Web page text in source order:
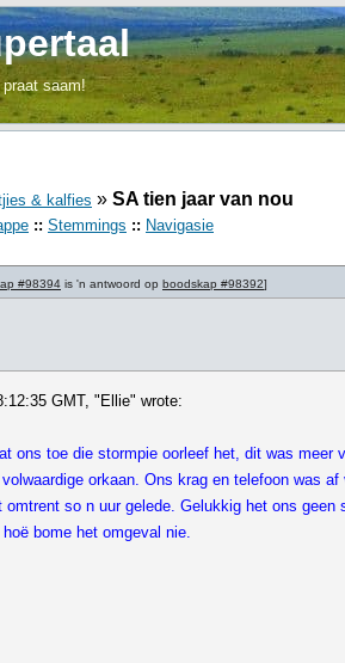
saam!
& kalfies » SA tien jaar van nou
:: Stemmings :: Navigasie
#98394 is 'n antwoord op boodskap #98392]
GMT, "Ellie" wrote:
ons toe die stormpie oorleef het, dit was meer
orkaan. Ons krag en telefoon was af
omtrent so n uur gelede. Gelukkig het ons geen
bome het omgeval nie.